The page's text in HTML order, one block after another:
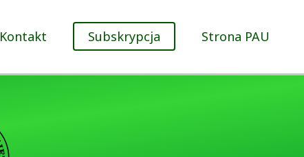
Kontakt Subskrypcja Strona PAU